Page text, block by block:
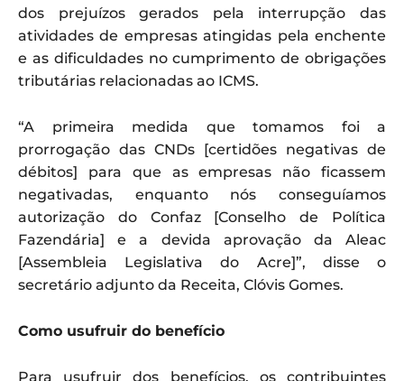
dos prejuízos gerados pela interrupção das
atividades de empresas atingidas pela enchente
e as dificuldades no cumprimento de obrigações
tributárias relacionadas ao ICMS.
“A primeira medida que tomamos foi a
prorrogação das CNDs [certidões negativas de
débitos] para que as empresas não ficassem
negativadas, enquanto nós conseguíamos
autorização do Confaz [Conselho de Política
Fazendária] e a devida aprovação da Aleac
[Assembleia Legislativa do Acre]”, disse o
secretário adjunto da Receita, Clóvis Gomes.
Como usufruir do benefício
Para usufruir dos benefícios, os contribuintes